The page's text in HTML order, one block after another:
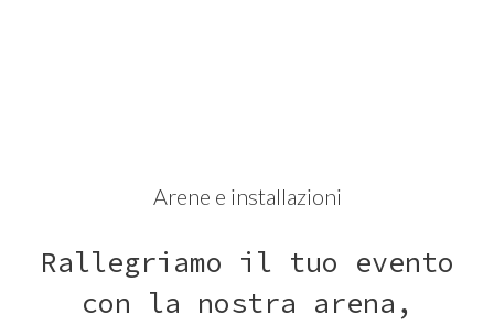
Arene e installazioni
Rallegriamo il tuo evento
con la nostra arena,